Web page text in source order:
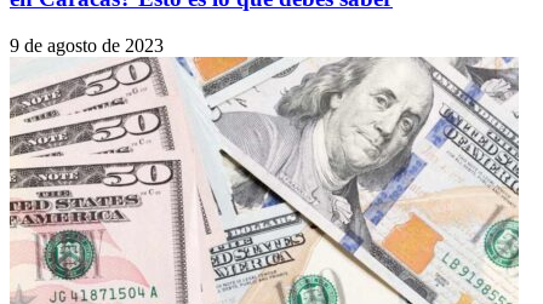
9 de agosto de 2023